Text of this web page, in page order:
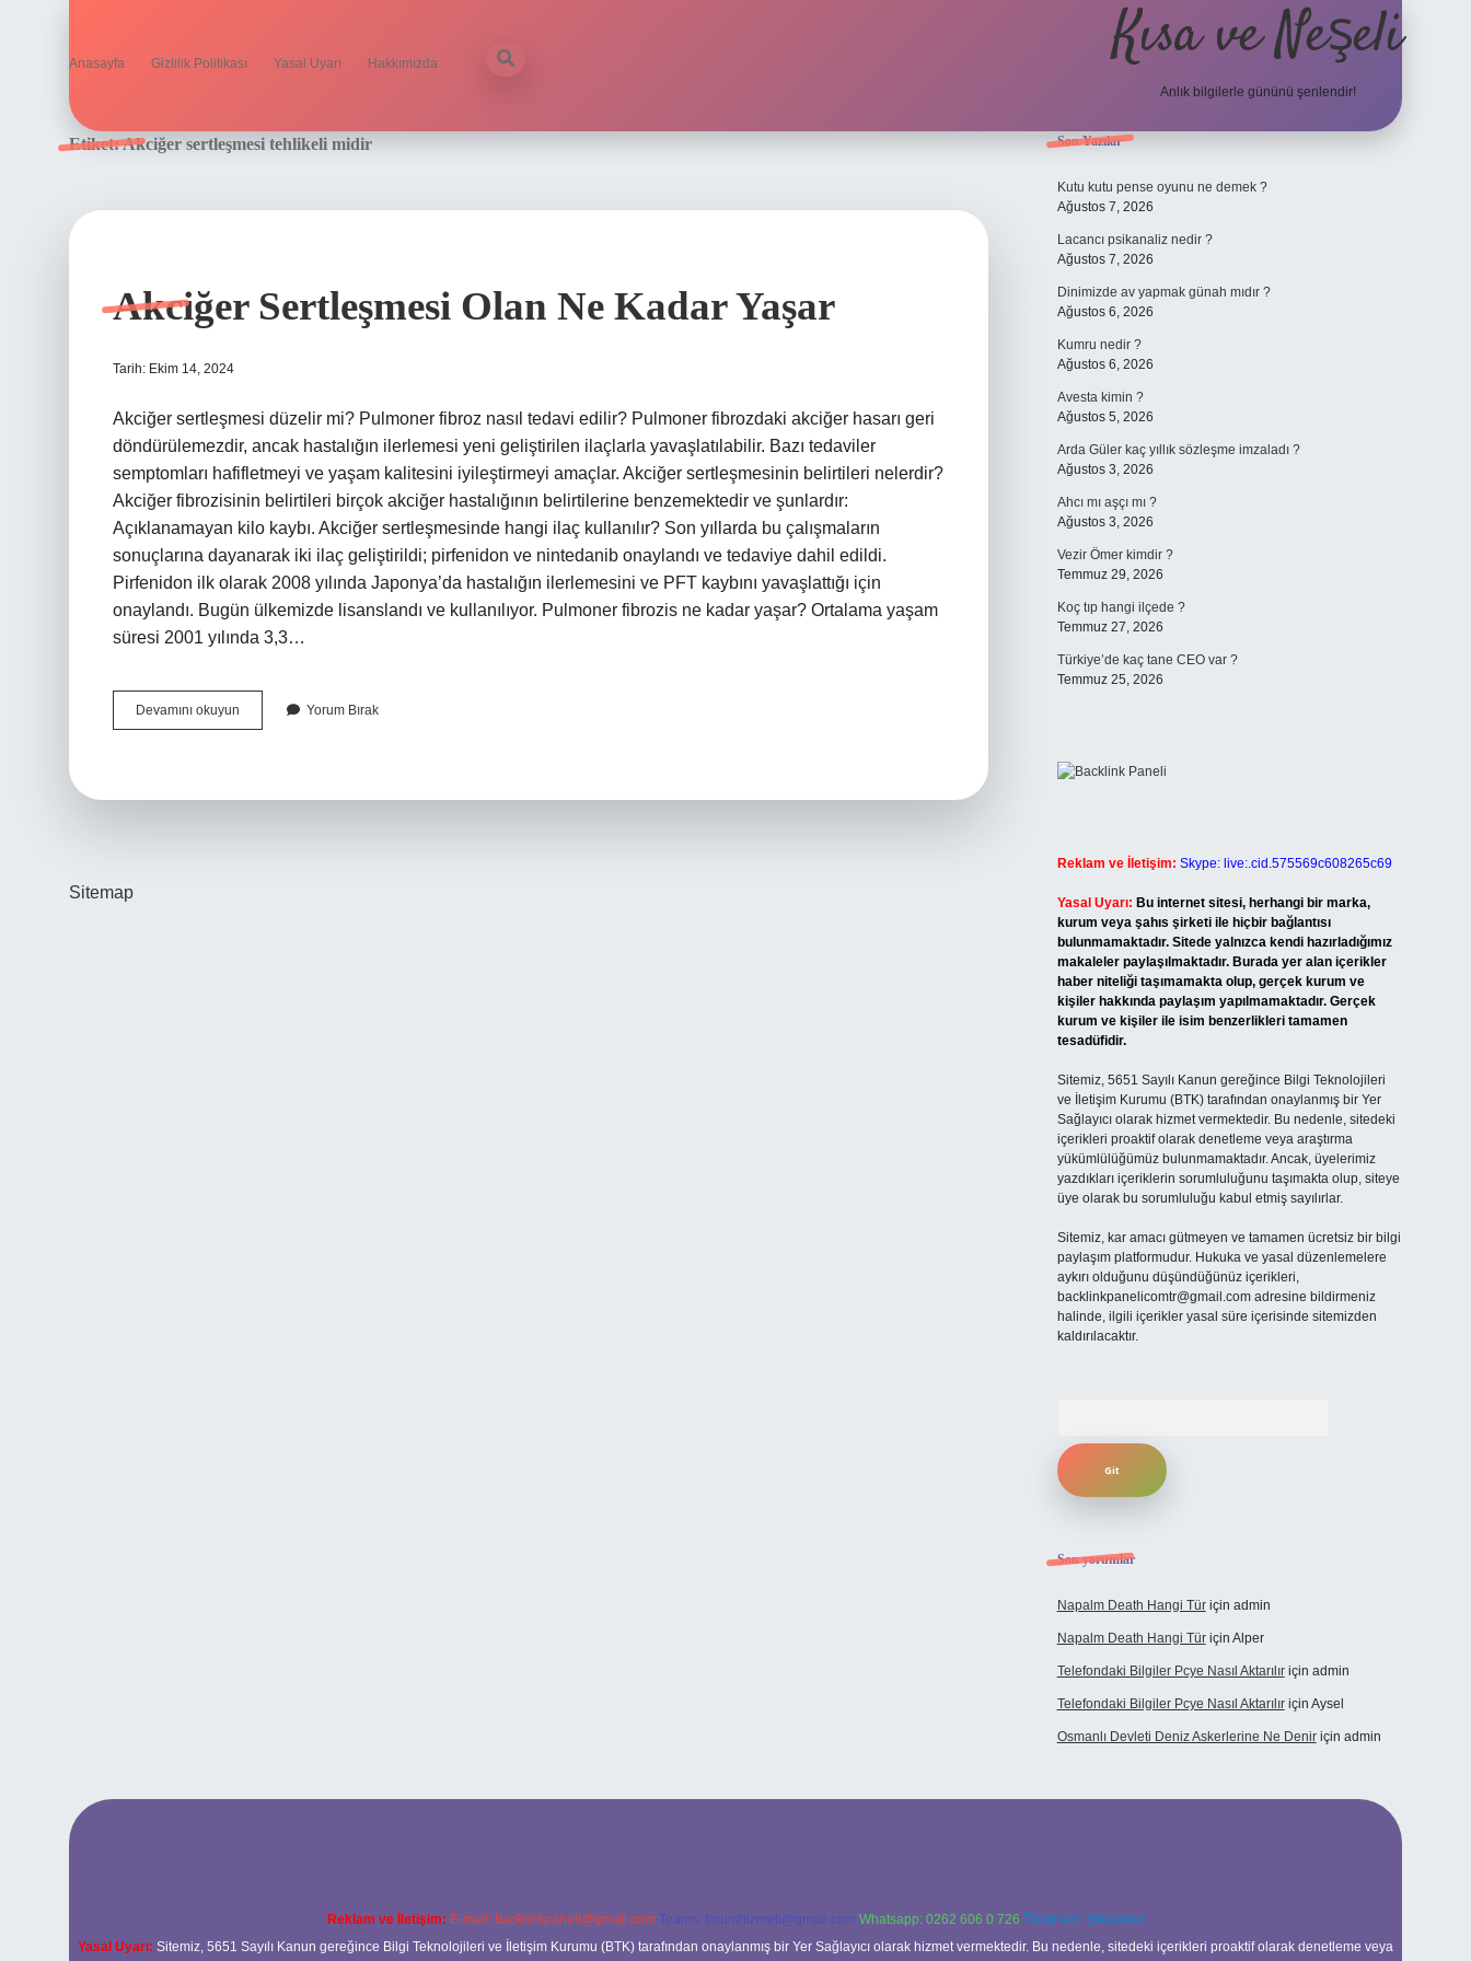
Anasayfa Gizlilik Politikası Yasal Uyarı Hakkımızda Kısa ve Neşeli
Anlık bilgilerle gününü şenlendir!
Etiket:Akciğer sertleşmesi tehlikeli midir
Akciğer Sertleşmesi Olan Ne Kadar Yaşar
Tarih: Ekim 14, 2024
Akciğer sertleşmesi düzelir mi? Pulmoner fibroz nasıl tedavi edilir? Pulmoner fibrozdaki akciğer hasarı geri
döndürülemezdir, ancak hastalığın ilerlemesi yeni geliştirilen ilaçlarla yavaşlatılabilir. Bazı tedaviler
semptomları hafifletmeyi ve yaşam kalitesini iyileştirmeyi amaçlar. Akciğer sertleşmesinin belirtileri nelerdir?
Akciğer fibrozisinin belirtileri birçok akciğer hastalığının belirtilerine benzemektedir ve şunlardır:
Açıklanamayan kilo kaybı. Akciğer sertleşmesinde hangi ilaç kullanılır? Son yıllarda bu çalışmaların
sonuçlarına dayanarak iki ilaç geliştirildi; pirfenidon ve nintedanib onaylandı ve tedaviye dahil edildi.
Pirfenidon ilk olarak 2008 yılında Japonya’da hastalığın ilerlemesini ve PFT kaybını yavaşlattığı için
onaylandı. Bugün ülkemizde lisanslandı ve kullanılıyor. Pulmoner fibrozis ne kadar yaşar? Ortalama yaşam
süresi 2001 yılında 3,3…
Devamını okuyun
Sertleşmesi
Yorum Bırak
Sitemap
Sidebar
Son Yazılar
Kutu kutu pense oyunu ne demek ?
Ağustos 7, 2026
Lacancı psikanaliz nedir ?
Ağustos 7, 2026
Dinimizde av yapmak günah mıdır ?
Ağustos 6, 2026
Kumru nedir ?
Ağustos 6, 2026
Avesta kimin ?
Ağustos 5, 2026
Arda Güler kaç yıllık sözleşme imzaladı ?
Ağustos 3, 2026
Ahcı mı aşçı mı ?
Ağustos 3, 2026
Vezir Ömer kimdir ?
Temmuz 29, 2026
Koç tıp hangi ilçede ?
Temmuz 27, 2026
Türkiye’de kaç tane CEO var ?
Temmuz 25, 2026
Reklam ve İletişim: Skype: live:.cid.575569c608265c69
Yasal Uyarı: Bu internet sitesi, herhangi bir marka,
kurum veya şahıs şirketi ile hiçbir bağlantısı
bulunmamaktadır. Sitede yalnızca kendi hazırladığımız
makaleler paylaşılmaktadır. Burada yer alan içerikler
haber niteliği taşımamakta olup, gerçek kurum ve
kişiler hakkında paylaşım yapılmamaktadır. Gerçek
kurum ve kişiler ile isim benzerlikleri tamamen
tesadüfidir.
Sitemiz, 5651 Sayılı Kanun gereğince Bilgi Teknolojileri
ve İletişim Kurumu (BTK) tarafından onaylanmış bir Yer
Sağlayıcı olarak hizmet vermektedir. Bu nedenle, sitedeki
içerikleri proaktif olarak denetleme veya araştırma
yükümlülüğümüz bulunmamaktadır. Ancak, üyelerimiz
yazdıkları içeriklerin sorumluluğunu taşımakta olup, siteye
üye olarak bu sorumluluğu kabul etmiş sayılırlar.
Sitemiz, kar amacı gütmeyen ve tamamen ücretsiz bir bilgi
paylaşım platformudur. Hukuka ve yasal düzenlemelere
aykırı olduğunu düşündüğünüz içerikleri,
backlinkpanelicomtr@gmail.comadresine bildirmeniz
halinde, ilgili içerikler yasal süre içerisinde sitemizden
kaldırılacaktır.
Son yorumlar
Napalm Death Hangi Türiçin admin
Napalm Death Hangi Türiçin Alper
Telefondaki Bilgiler Pcye Nasıl Aktarılıriçin admin
Telefondaki Bilgiler Pcye Nasıl Aktarılıriçin Aysel
Osmanlı Devleti Deniz Askerlerine Ne Deniriçin admin
Reklam ve İletişim: E-mail: backlinkpaneli@gmail.com Teams: forumhizmeti@gmail.com Whatsapp: 0262 606 0 726 Telegram: @karabul
Yasal Uyarı: Sitemiz, 5651 Sayılı Kanun gereğince Bilgi Teknolojileri ve İletişim Kurumu (BTK) tarafından onaylanmış bir Yer Sağlayıcı olarak hizmet vermektedir. Bu nedenle, sitedeki içerikleri proaktif olarak denetleme veya